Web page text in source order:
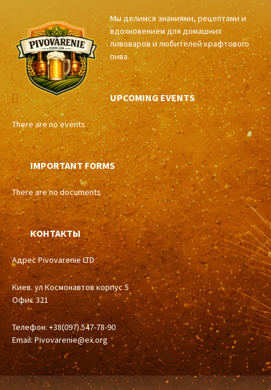
Мы делимся знаниями, рецептами и
вдохновением для домашних
пивоваров и любителей крафтового
пива.
UPCOMING EVENTS
There are no events
IMPORTANT FORMS
There are no documents
КОНТАКТЫ
Адрес Pivovarenie LTD
Киев. ул Космонавтов корпус 5
Офис 321
Телефон: +38(097) 547-78-90
Email: Pivovarenie@ex.org